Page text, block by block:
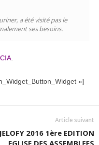
a été visité pas le
ses besoins.
.
»]
Article suivant
JELOFY 2016 1ère EDITION